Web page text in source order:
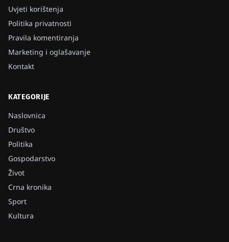
Uvjeti korištenja
Politika privatnosti
Pravila komentiranja
Marketing i oglašavanje
Kontakt
KATEGORIJE
Naslovnica
Društvo
Politika
Gospodarstvo
Život
Crna kronika
Sport
Kultura